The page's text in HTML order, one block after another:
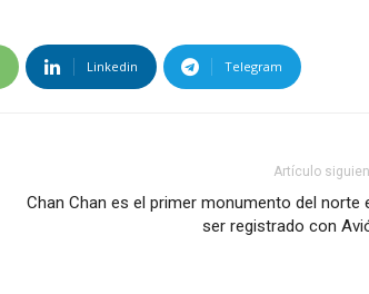
Linkedin Telegram
Artículo
Chan Chan es el primer monumento del norte
ser registrado con